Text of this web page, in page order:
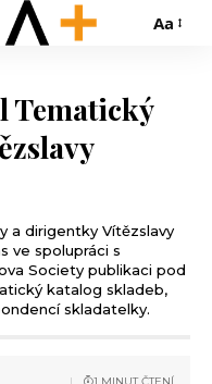
Aa
Tematický
a dirigentky Vítězslavy
ve spolupráci s
Society publikaci pod
katalog skladeb,
skladatelky.
1 MINUT ČTENÍ